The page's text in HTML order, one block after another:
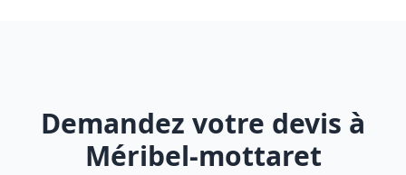
Demandez votre devis à
Méribel-mottaret